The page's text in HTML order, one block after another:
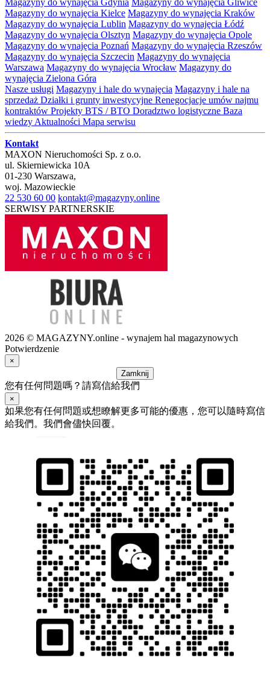
Magazyny do wynajęcia Kielce Magazyny do wynajęcia Kraków
Magazyny do wynajęcia Lublin Magazyny do wynajęcia Łódź
Magazyny do wynajęcia Olsztyn Magazyny do wynajęcia Opole
Magazyny do wynajęcia Poznań Magazyny do wynajęcia Rzeszów
Magazyny do wynajęcia Szczecin Magazyny do wynajęcia
Warszawa Magazyny do wynajęcia Wrocław Magazyny do
wynajęcia Zielona Góra
Nasze usługi Magazyny i hale do wynajęcia Magazyny i hale na
sprzedaż Działki i grunty inwestycyjne Renegocjacje umów najmu
kontraktów Projekty BTS / BTO Doradztwo logistyczne Baza
wiedzy Aktualności Mapa serwisu
Kontakt
MAXON Nieruchomości Sp. z o.o.
ul. Skierniewicka 10A
01-230 Warszawa,
woj. Mazowieckie
22 530 60 00 kontakt@magazyny.online
SERWISY PARTNERSKIE
2026 © MAGAZYNY.online - wynajem hal magazynowych
Potwierdzenie
×
Zamknij
您有任何問題嗎？請寫信給我們
×
如果您有任何問題或想瞭解更多可能的優惠，您可以隨時寫信
給我們。我們會儘快回覆。